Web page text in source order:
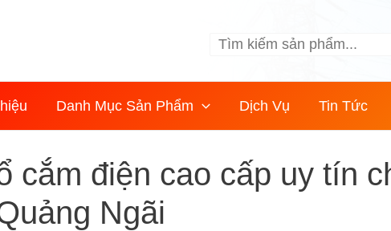
Danh Mục Sản Phẩm Dịch Vụ Tin Tức
cắm điện cao cấp uy tín
Ngãi